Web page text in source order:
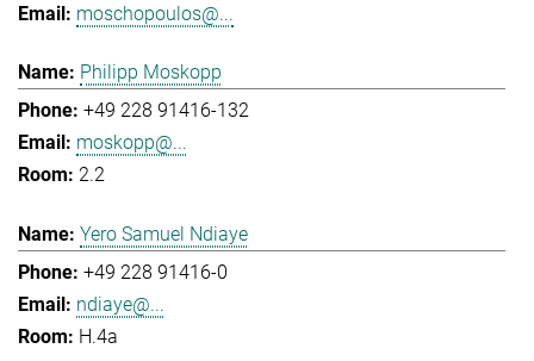
moschopoulos@...
Philipp Moskopp
+49 228 91416-132
moskopp@...
2.2
Yero Samuel Ndiaye
+49 228 91416-0
ndiaye@...
H.4a